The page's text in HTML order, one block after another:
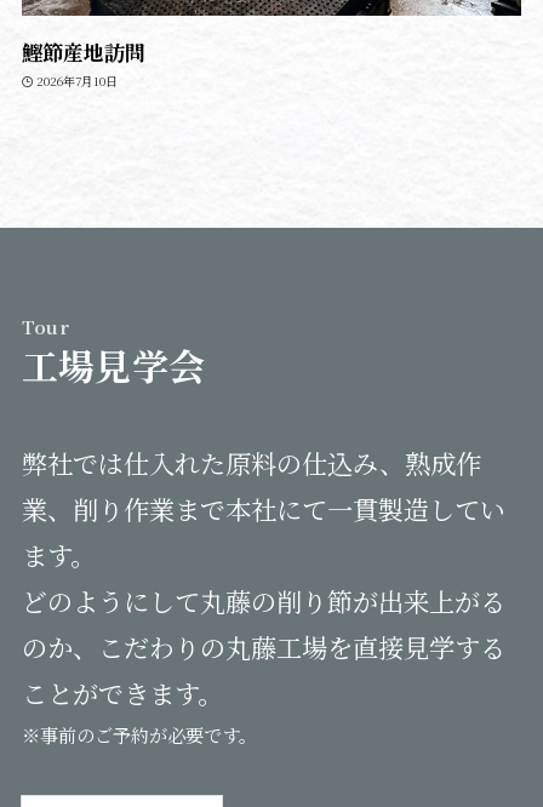
鰹節産地訪問
2026年7月10日
Tour
工場見学会
弊社では仕入れた原料の仕込み、熟成作
業、削り作業まで本社にて一貫製造してい
ます。
どのようにして丸藤の削り節が出来上がる
のか、こだわりの丸藤工場を直接見学する
ことができます。
※事前のご予約が必要です。